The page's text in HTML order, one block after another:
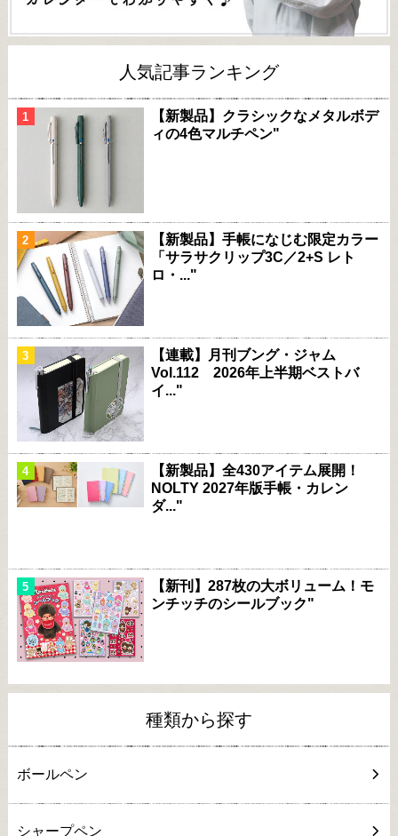
人気記事ランキング
【新製品】クラシックなメタルボデ
ィの4色マルチペン"
【新製品】手帳になじむ限定カラー
「サラサクリップ3C／2+S レト
ロ・..."
【連載】月刊ブング・ジャム
Vol.112 2026年上半期ベストバ
イ..."
【新製品】全430アイテム展開！
NOLTY 2027年版手帳・カレン
ダ..."
【新刊】287枚の大ボリューム！モ
ンチッチのシールブック"
種類から探す
ボールペン
シャープペン